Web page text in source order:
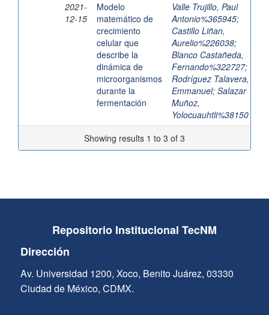
2021-
12-15
Modelo
matemático de
crecimiento
celular que
describe la
dinámica de
microorganismos
durante la
fermentación
Valle Trujillo, Paul
Antonio%365945;
Castillo Liñan,
Aurelio%226038;
Blanco Castañeda,
Fernando%322727;
Rodríguez Talavera,
Emmanuel; Salazar
Muñoz,
Yolocuauhtli%38150
Showing results 1 to 3 of 3
Repositorio Institucional TecNM
Dirección
Av. Universidad 1200, Xoco, Benito Juárez, 03330
Ciudad de México, CDMX.